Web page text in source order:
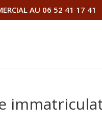
AU 06 52 41 17 41